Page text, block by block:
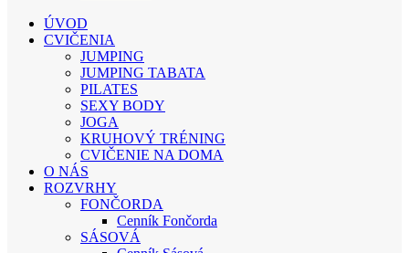
ÚVOD
CVIČENIA
JUMPING
JUMPING TABATA
PILATES
SEXY BODY
JOGA
KRUHOVÝ TRÉNING
CVIČENIE NA DOMA
O NÁS
ROZVRHY
FONČORDA
Cenník Fončorda
SÁSOVÁ